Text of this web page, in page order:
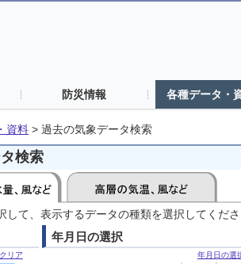
防災情報 各種データ・
資料 > 過去の気象データ検索
検索
して、表示するデータの種類を選択してくだ
リア
年月日の選択
年月日の選